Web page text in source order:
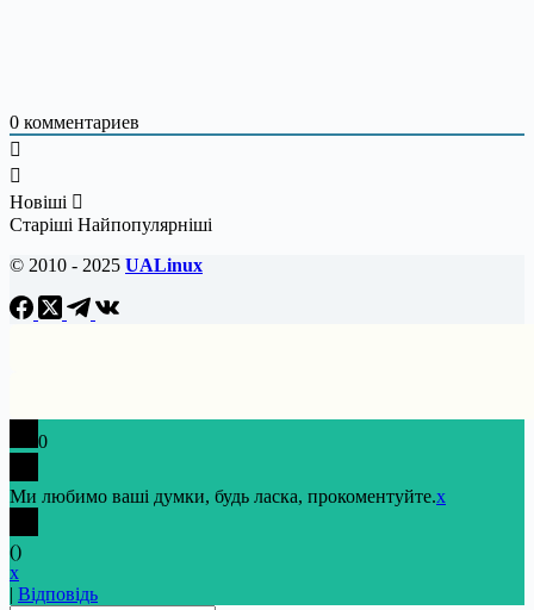
0 комментариев
Новіші
Старіші Найпопулярніші
© 2010 - 2025 UALinux
0
Ми любимо ваші думки, будь ласка, прокоментуйте.x
()
x
| Відповідь